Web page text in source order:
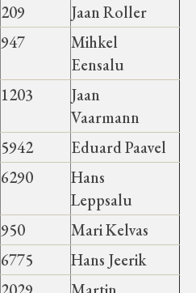
209
Jaan Roller
947
Mihkel
Eensalu
1203
Jaan
Vaarmann
5942
Eduard Paavel
6290
Hans
Leppsalu
950
Mari Kelvas
6775
Hans Jeerik